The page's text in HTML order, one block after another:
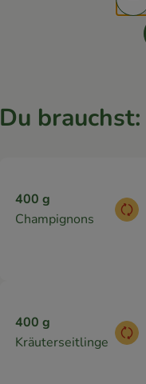
Du brauchst:
400 g
Champignons
400 g
Kräuterseitlinge